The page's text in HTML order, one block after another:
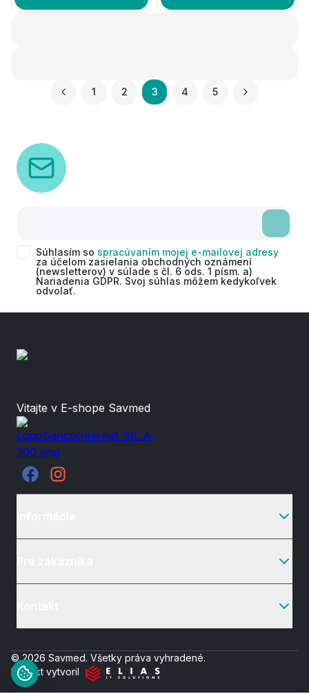
1 2 3 4 5
Súhlasím so spracúvaním mojej e-mailovej adresy
za účelom zasielania obchodných oznámení
(newsletterov) v súlade s čl. 6 ods. 1 písm. a)
Nariadenia GDPR. Svoj súhlas môžem kedykoľvek
odvolať.
Vitajte v E-shope Savmed
© 2026 Savmed. Všetky práva vyhradené.
Projekt vytvoril